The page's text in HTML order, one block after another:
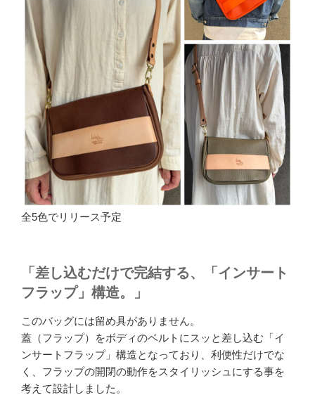
全5色でリリース予定
「差し込むだけで完結する、「インサート
フラップ」構造。」
このバッグには留め具がありません。
蓋（フラップ）をボディのベルトにスッと差し込む「イ
ンサートフラップ」構造となっており、利便性だけでな
く、フラップの開閉の動作をスタイリッシュにする事を
考えて設計しました。